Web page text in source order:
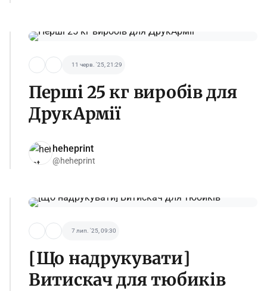
11 черв. '25, 21:29
Перші 25 кг виробів для
ДрукАрмії
heheprint
@heheprint
7 лип. '25, 09:30
[Що надрукувати]
Витискач для тюбиків